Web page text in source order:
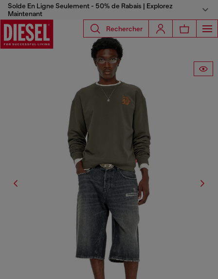
Solde En Ligne Seulement - 50% de Rabais | Explorez
Maintenant
Rechercher